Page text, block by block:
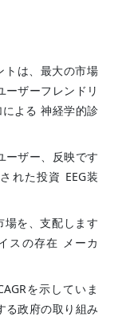
トは、最大の市場
ーザーフレンドリ
よる 神経学的診
ーザー、反映です
れた投資 EEG装
を、支配します
スの存在 メーカ
を示していま
る政府の取り組み